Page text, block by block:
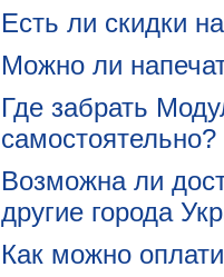
Есть ли скидки
Можно ли
Где забрать
самостоятельно?
Возможна ли
другие города
Как можно